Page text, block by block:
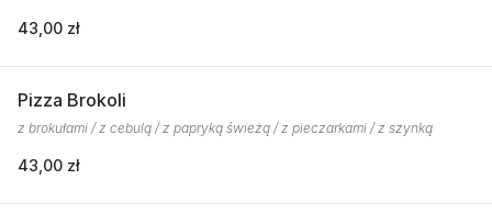
43,00 zł
Pizza Brokoli
z brokułami / z cebulą / z papryką świeżą / z pieczarkami / z szynką
43,00 zł